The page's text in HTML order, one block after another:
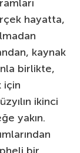
hayatta,
kaynak
birlikte,
için
ikinci
yakın.
bir